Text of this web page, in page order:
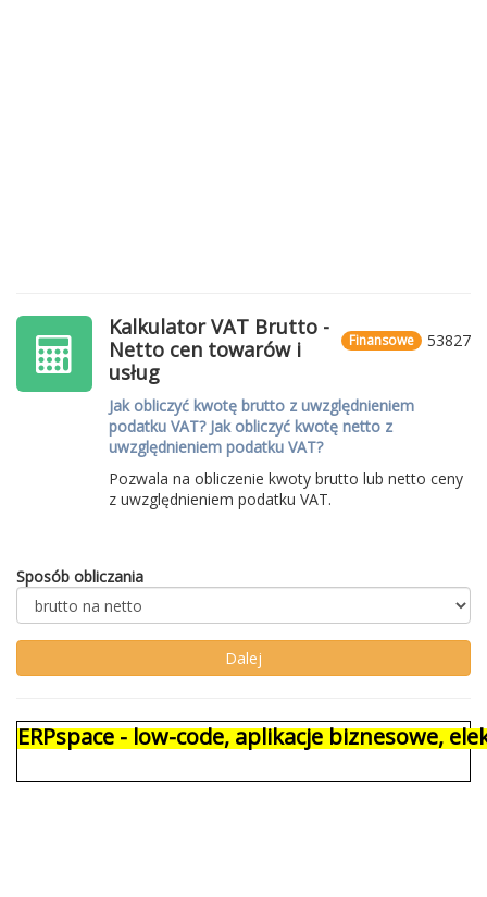
53827
Finansowe
Kalkulator VAT Brutto -
Netto cen towarów i
usług
Jak obliczyć kwotę brutto z uwzględnieniem
podatku VAT? Jak obliczyć kwotę netto z
uwzględnieniem podatku VAT?
Pozwala na obliczenie kwoty brutto lub netto ceny
z uwzględnieniem podatku VAT.
Sposób obliczania
ERPspace - low-code, aplikacje biznesowe,